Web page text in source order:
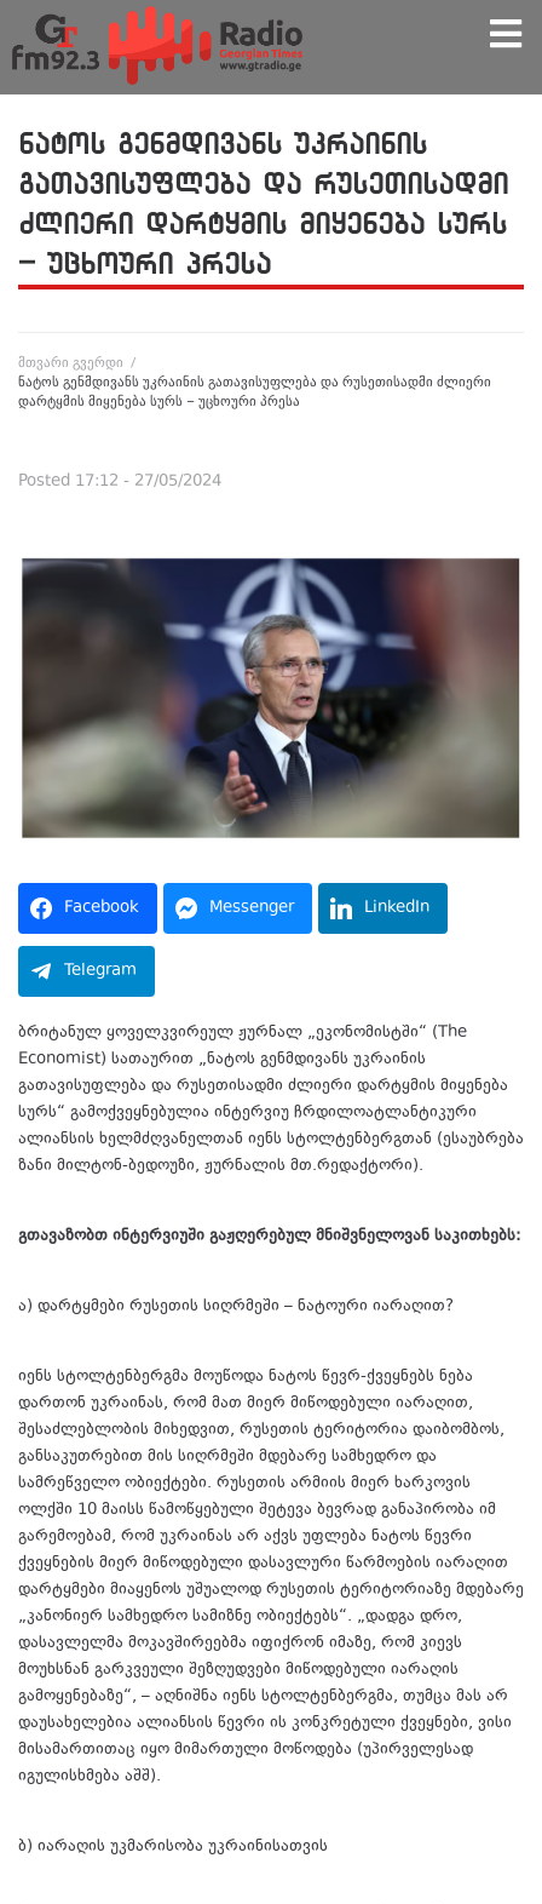
ნატოს გენმდივანს უკრაინის
გათავისუფლება და რუსეთისადმი
ძლიერი დარტყმის მიყენება სურს
– უცხოური პრესა
მთვარი გვერდი /
ნატოს გენმდივანს უკრაინის გათავისუფლება და რუსეთისადმი ძლიერი
დარტყმის მიყენება სურს – უცხოური პრესა
Posted 17:12 - 27/05/2024
Facebook Messenger LinkedIn
Telegram
ბრიტანულ ყოველკვირეულ ჟურნალ „ეკონომისტში“ (The
Economist) სათაურით „ნატოს გენმდივანს უკრაინის
გათავისუფლება და რუსეთისადმი ძლიერი დარტყმის მიყენება
სურს“ გამოქვეყნებულია ინტერვიუ ჩრდილოატლანტიკური
ალიანსის ხელმძღვანელთან იენს სტოლტენბერგთან (ესაუბრება
ზანი მილტონ-ბედოუზი, ჟურნალის მთ.რედაქტორი).
გთავაზობთ ინტერვიუში გაჟღერებულ მნიშვნელოვან საკითხებს:
ა) დარტყმები რუსეთის სიღრმეში – ნატოური იარაღით?
იენს სტოლტენბერგმა მოუწოდა ნატოს წევრ-ქვეყნებს ნება
დართონ უკრაინას, რომ მათ მიერ მიწოდებული იარაღით,
შესაძლებლობის მიხედვით, რუსეთის ტერიტორია დაიბომბოს,
განსაკუთრებით მის სიღრმეში მდებარე სამხედრო და
სამრეწველო ობიექტები. რუსეთის არმიის მიერ ხარკოვის
ოლქში 10 მაისს წამოწყებული შეტევა ბევრად განაპირობა იმ
გარემოებამ, რომ უკრაინას არ აქვს უფლება ნატოს წევრი
ქვეყნების მიერ მიწოდებული დასავლური წარმოების იარაღით
დარტყმები მიაყენოს უშუალოდ რუსეთის ტერიტორიაზე მდებარე
„კანონიერ სამხედრო სამიზნე ობიექტებს“. „დადგა დრო,
დასავლელმა მოკავშირეებმა იფიქრონ იმაზე, რომ კიევს
მოუხსნან გარკვეული შეზღუდვები მიწოდებული იარაღის
გამოყენებაზე“, – აღნიშნა იენს სტოლტენბერგმა, თუმცა მას არ
დაუსახელებია ალიანსის წევრი ის კონკრეტული ქვეყნები, ვისი
მისამართითაც იყო მიმართული მოწოდება (უპირველესად
იგულისხმება აშშ).
ბ) იარაღის უკმარისობა უკრაინისათვის